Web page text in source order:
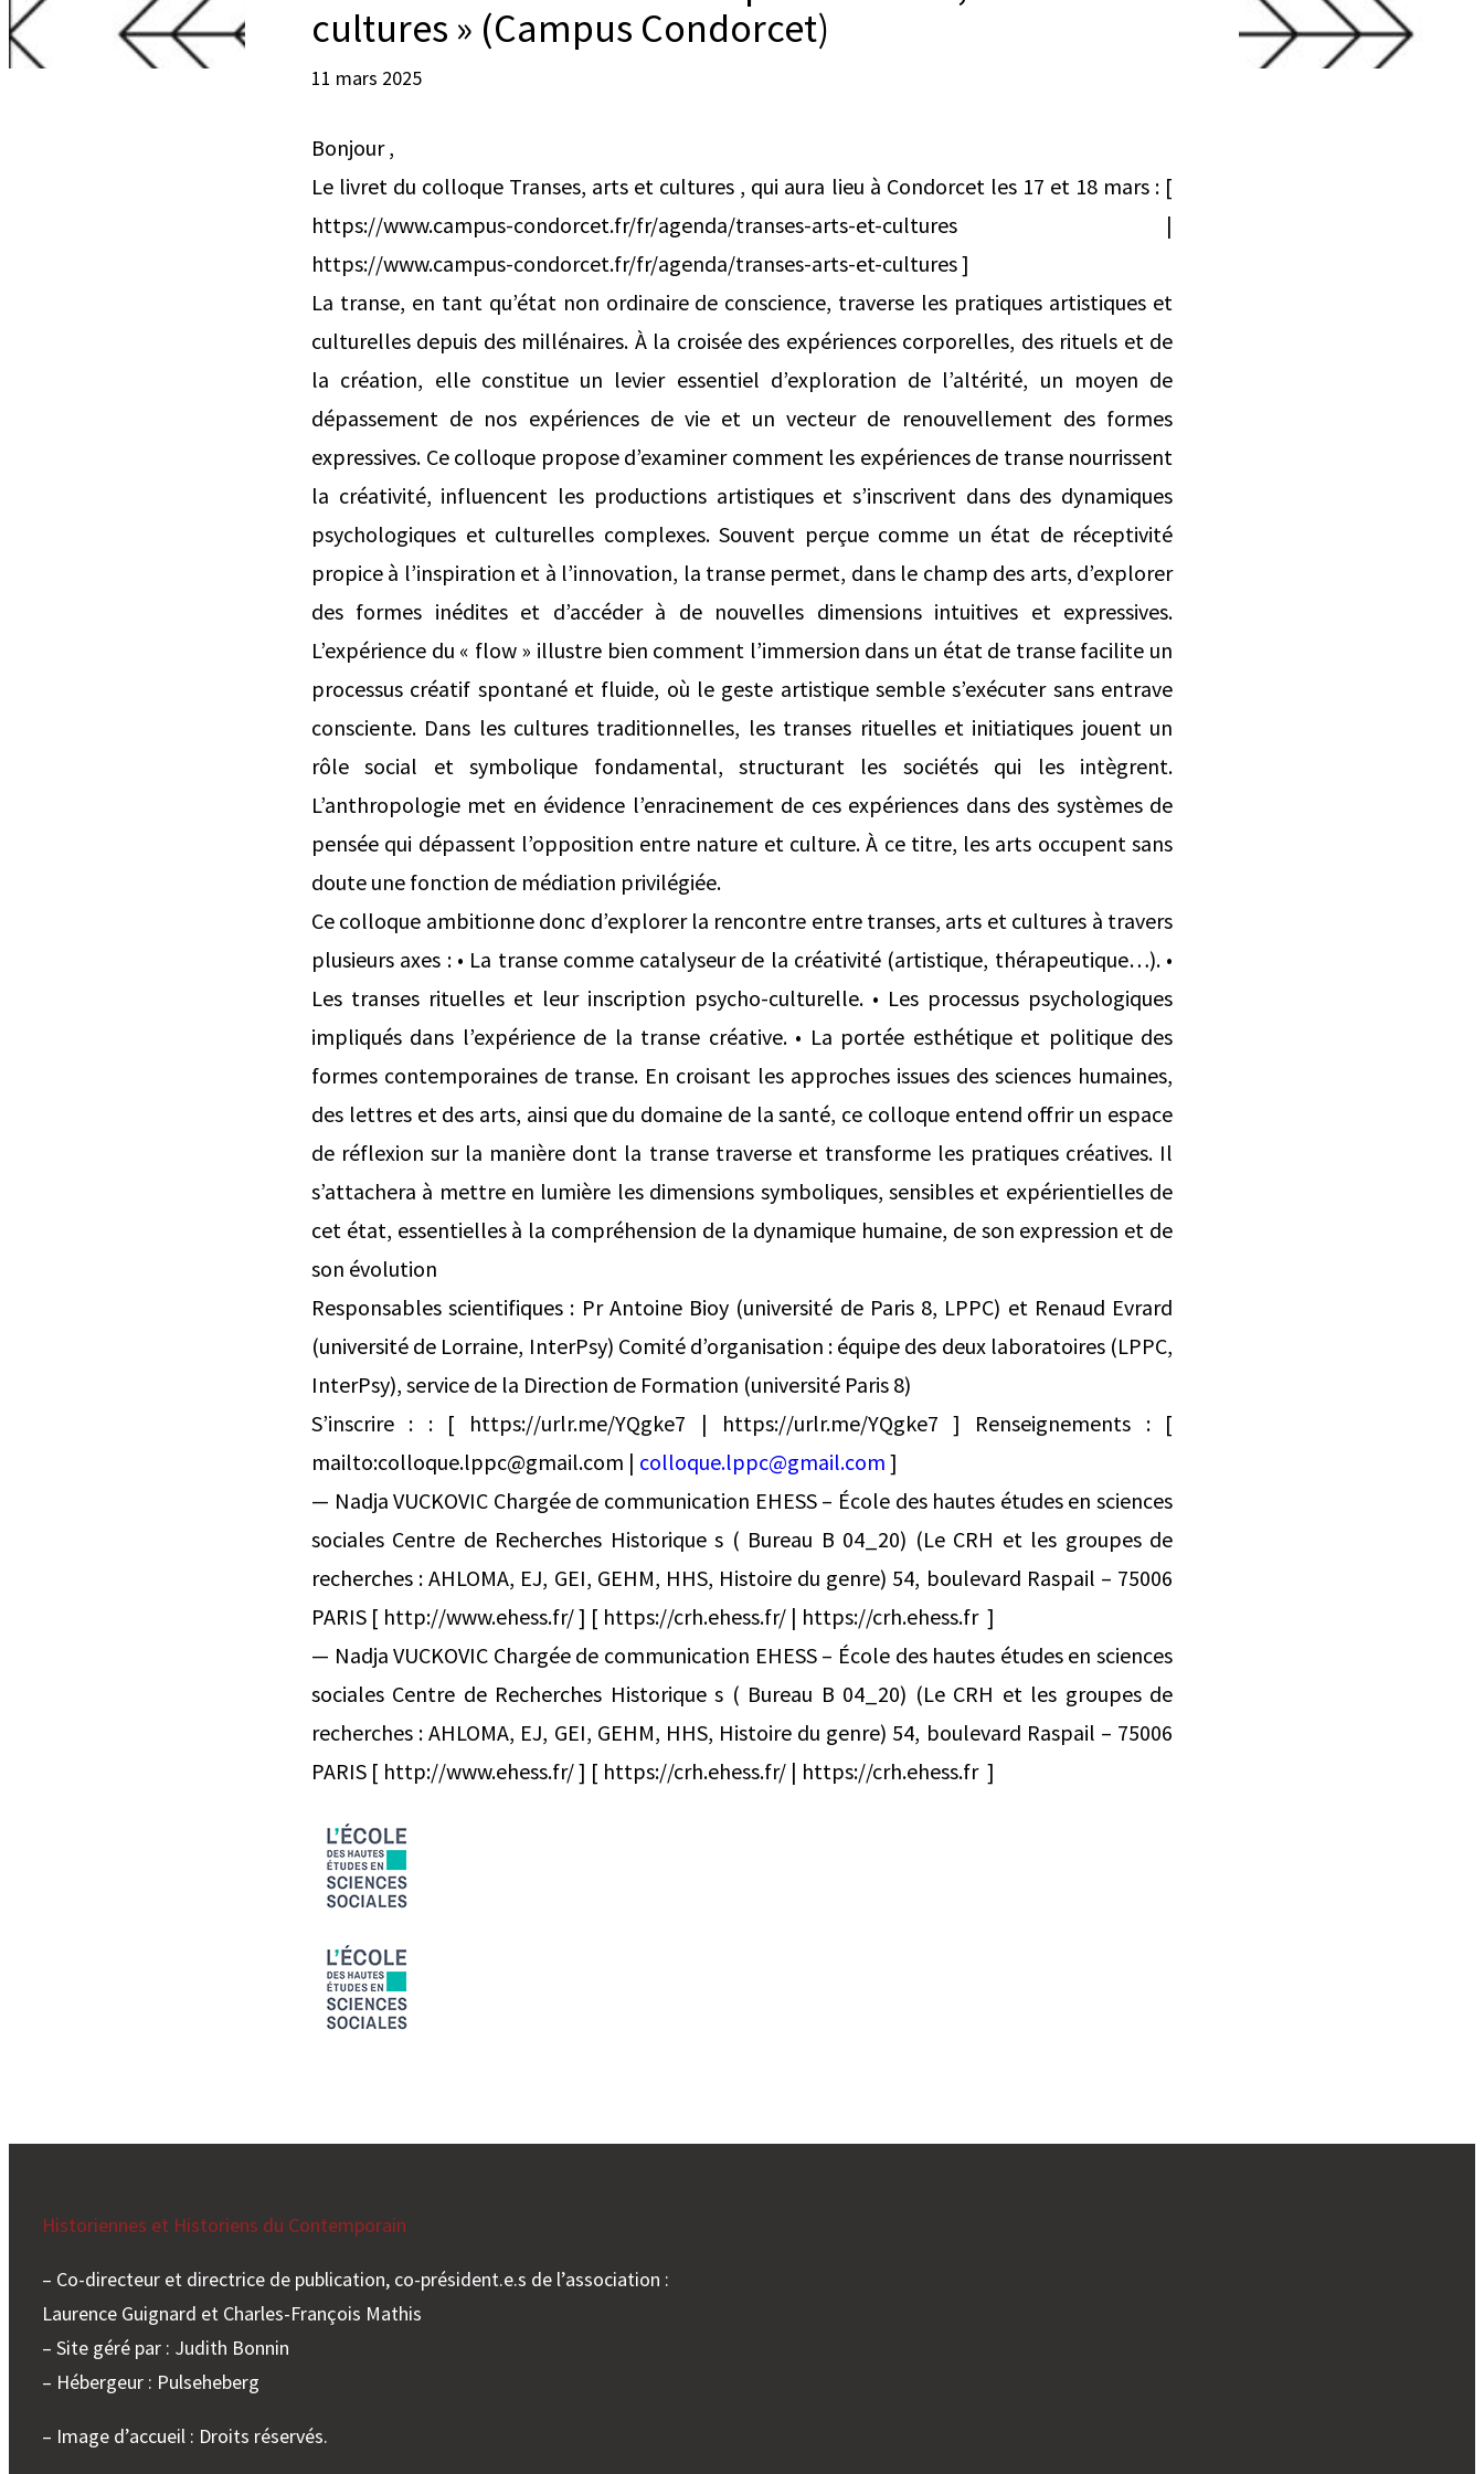
cultures » (Campus Condorcet)
11 mars 2025
Bonjour ,
Le livret du colloque Transes, arts et cultures , qui aura lieu à Condorcet les 17 et 18 mars : [
https://www.campus-condorcet.fr/fr/agenda/transes-arts-et-cultures |
https://www.campus-condorcet.fr/fr/agenda/transes-arts-et-cultures ]
La transe, en tant qu’état non ordinaire de conscience, traverse les pratiques artistiques et
culturelles depuis des millénaires. À la croisée des expériences corporelles, des rituels et de
la création, elle constitue un levier essentiel d’exploration de l’altérité, un moyen de
dépassement de nos expériences de vie et un vecteur de renouvellement des formes
expressives. Ce colloque propose d’examiner comment les expériences de transe nourrissent
la créativité, influencent les productions artistiques et s’inscrivent dans des dynamiques
psychologiques et culturelles complexes. Souvent perçue comme un état de réceptivité
propice à l’inspiration et à l’innovation, la transe permet, dans le champ des arts, d’explorer
des formes inédites et d’accéder à de nouvelles dimensions intuitives et expressives.
L’expérience du « flow » illustre bien comment l’immersion dans un état de transe facilite un
processus créatif spontané et fluide, où le geste artistique semble s’exécuter sans entrave
consciente. Dans les cultures traditionnelles, les transes rituelles et initiatiques jouent un
rôle social et symbolique fondamental, structurant les sociétés qui les intègrent.
L’anthropologie met en évidence l’enracinement de ces expériences dans des systèmes de
pensée qui dépassent l’opposition entre nature et culture. À ce titre, les arts occupent sans
doute une fonction de médiation privilégiée.
Ce colloque ambitionne donc d’explorer la rencontre entre transes, arts et cultures à travers
plusieurs axes : • La transe comme catalyseur de la créativité (artistique, thérapeutique…). •
Les transes rituelles et leur inscription psycho-culturelle. • Les processus psychologiques
impliqués dans l’expérience de la transe créative. • La portée esthétique et politique des
formes contemporaines de transe. En croisant les approches issues des sciences humaines,
des lettres et des arts, ainsi que du domaine de la santé, ce colloque entend offrir un espace
de réflexion sur la manière dont la transe traverse et transforme les pratiques créatives. Il
s’attachera à mettre en lumière les dimensions symboliques, sensibles et expérientielles de
cet état, essentielles à la compréhension de la dynamique humaine, de son expression et de
son évolution
Responsables scientifiques : Pr Antoine Bioy (université de Paris 8, LPPC) et Renaud Evrard
(université de Lorraine, InterPsy) Comité d’organisation : équipe des deux laboratoires (LPPC,
InterPsy), service de la Direction de Formation (université Paris 8)
S’inscrire : : [ https://urlr.me/YQgke7 | https://urlr.me/YQgke7 ] Renseignements : [
mailto:colloque.lppc@gmail.com | colloque.lppc@gmail.com ]
— Nadja VUCKOVIC Chargée de communication EHESS – École des hautes études en sciences
sociales Centre de Recherches Historique s ( Bureau B 04_20) (Le CRH et les groupes de
recherches : AHLOMA, EJ, GEI, GEHM, HHS, Histoire du genre) 54, boulevard Raspail – 75006
PARIS [ http://www.ehess.fr/ ] [ https://crh.ehess.fr/ | https://crh.ehess.fr ]
— Nadja VUCKOVIC Chargée de communication EHESS – École des hautes études en sciences
sociales Centre de Recherches Historique s ( Bureau B 04_20) (Le CRH et les groupes de
recherches : AHLOMA, EJ, GEI, GEHM, HHS, Histoire du genre) 54, boulevard Raspail – 75006
PARIS [ http://www.ehess.fr/ ] [ https://crh.ehess.fr/ | https://crh.ehess.fr ]
Historiennes et Historiens du Contemporain
– Co-directeur et directrice de publication, co-président.e.s de l’association :
Laurence Guignard et Charles-François Mathis
– Site géré par : Judith Bonnin
– Hébergeur : Pulseheberg
– Image d’accueil : Droits réservés.